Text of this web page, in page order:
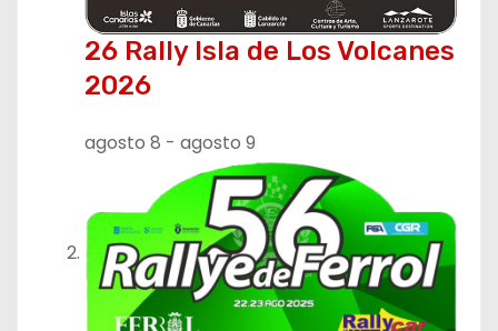
26 Rally Isla de Los Volcanes
2026
agosto 8 - agosto 9